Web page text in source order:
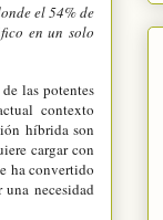
el 54% de
en un solo
las potentes
contexto
híbrida son
cargar con
ha convertido
necesidad